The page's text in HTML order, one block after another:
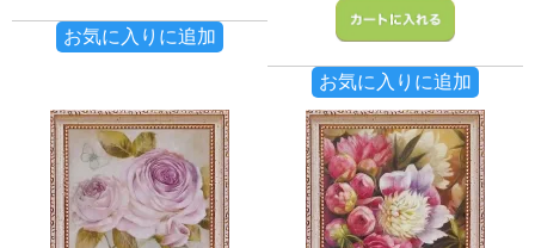
お気に入りに追加
お気に入りに追加